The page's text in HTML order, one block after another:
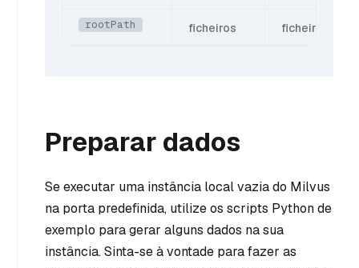
rootPath ficheiros ficheiro
Preparar dados
Se executar uma instância local vazia do Milvus
na porta predefinida, utilize os scripts Python de
exemplo para gerar alguns dados na sua
instância. Sinta-se à vontade para fazer as